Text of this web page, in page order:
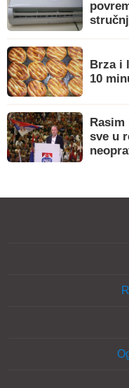
Brza i
10
sve u